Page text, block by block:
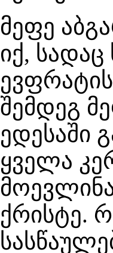
მეფე
იქ,
შემდეგ
ედესაში
ყველა
ქრისტე.